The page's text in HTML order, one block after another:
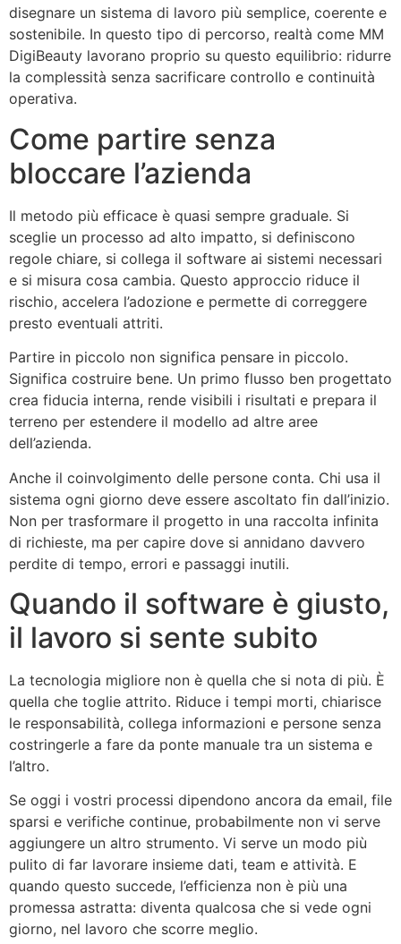
disegnare un sistema di lavoro più semplice, coerente e
sostenibile. In questo tipo di percorso, realtà come MM
DigiBeauty lavorano proprio su questo equilibrio: ridurre
la complessità senza sacrificare controllo e continuità
operativa.
Come partire senza
bloccare l’azienda
Il metodo più efficace è quasi sempre graduale. Si
sceglie un processo ad alto impatto, si definiscono
regole chiare, si collega il software ai sistemi necessari
e si misura cosa cambia. Questo approccio riduce il
rischio, accelera l’adozione e permette di correggere
presto eventuali attriti.
Partire in piccolo non significa pensare in piccolo.
Significa costruire bene. Un primo flusso ben progettato
crea fiducia interna, rende visibili i risultati e prepara il
terreno per estendere il modello ad altre aree
dell’azienda.
Anche il coinvolgimento delle persone conta. Chi usa il
sistema ogni giorno deve essere ascoltato fin dall’inizio.
Non per trasformare il progetto in una raccolta infinita
di richieste, ma per capire dove si annidano davvero
perdite di tempo, errori e passaggi inutili.
Quando il software è giusto,
il lavoro si sente subito
La tecnologia migliore non è quella che si nota di più. È
quella che toglie attrito. Riduce i tempi morti, chiarisce
le responsabilità, collega informazioni e persone senza
costringerle a fare da ponte manuale tra un sistema e
l’altro.
Se oggi i vostri processi dipendono ancora da email, file
sparsi e verifiche continue, probabilmente non vi serve
aggiungere un altro strumento. Vi serve un modo più
pulito di far lavorare insieme dati, team e attività. E
quando questo succede, l’efficienza non è più una
promessa astratta: diventa qualcosa che si vede ogni
giorno, nel lavoro che scorre meglio.